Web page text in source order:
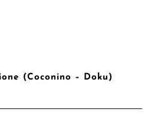
(Coconino – Doku)